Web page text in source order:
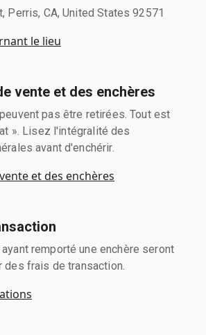
Perris, CA, United States 92571
le lieu
vente et des enchères
pas être retirées. Tout est
». Lisez l'intégralité des
avant d'enchérir.
et des enchères
remporté une enchère seront
des frais de transaction.